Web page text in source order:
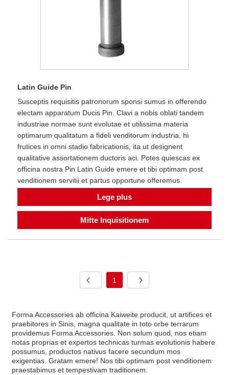
Latin Guide Pin
Susceptis requisitis patronorum sponsi sumus in offerendo
electam apparatum Ducis Pin. Clavi a nobis oblati tandem
industriae normae sunt evolutae et utilissima materia
optimarum qualitatum a fideli venditorum industria. hi
frutices in omni stadio fabricationis, ita ut designent
qualitative assortationem ductoris aci. Potes quiescas ex
officina nostra Pin Latin Guide emere et tibi optimam post
venditionem servitii et partus opportune offeremus.
Lege plus
Mitte Inquisitionem
1
Forma Accessories ab officina Kaiweite producit, ut artifices et
praebitores in Sinis, magna qualitate in toto orbe terrarum
providemus Forma Accessories. Non solum quod, nos etiam
notas proprias et expertos technicas turmas evolutionis habere
possumus, productos nativus facere secundum mos
exigentias. Gratam emere! Nos tibi optimam post venditionem
praestabimus et tempestivam traditionem.